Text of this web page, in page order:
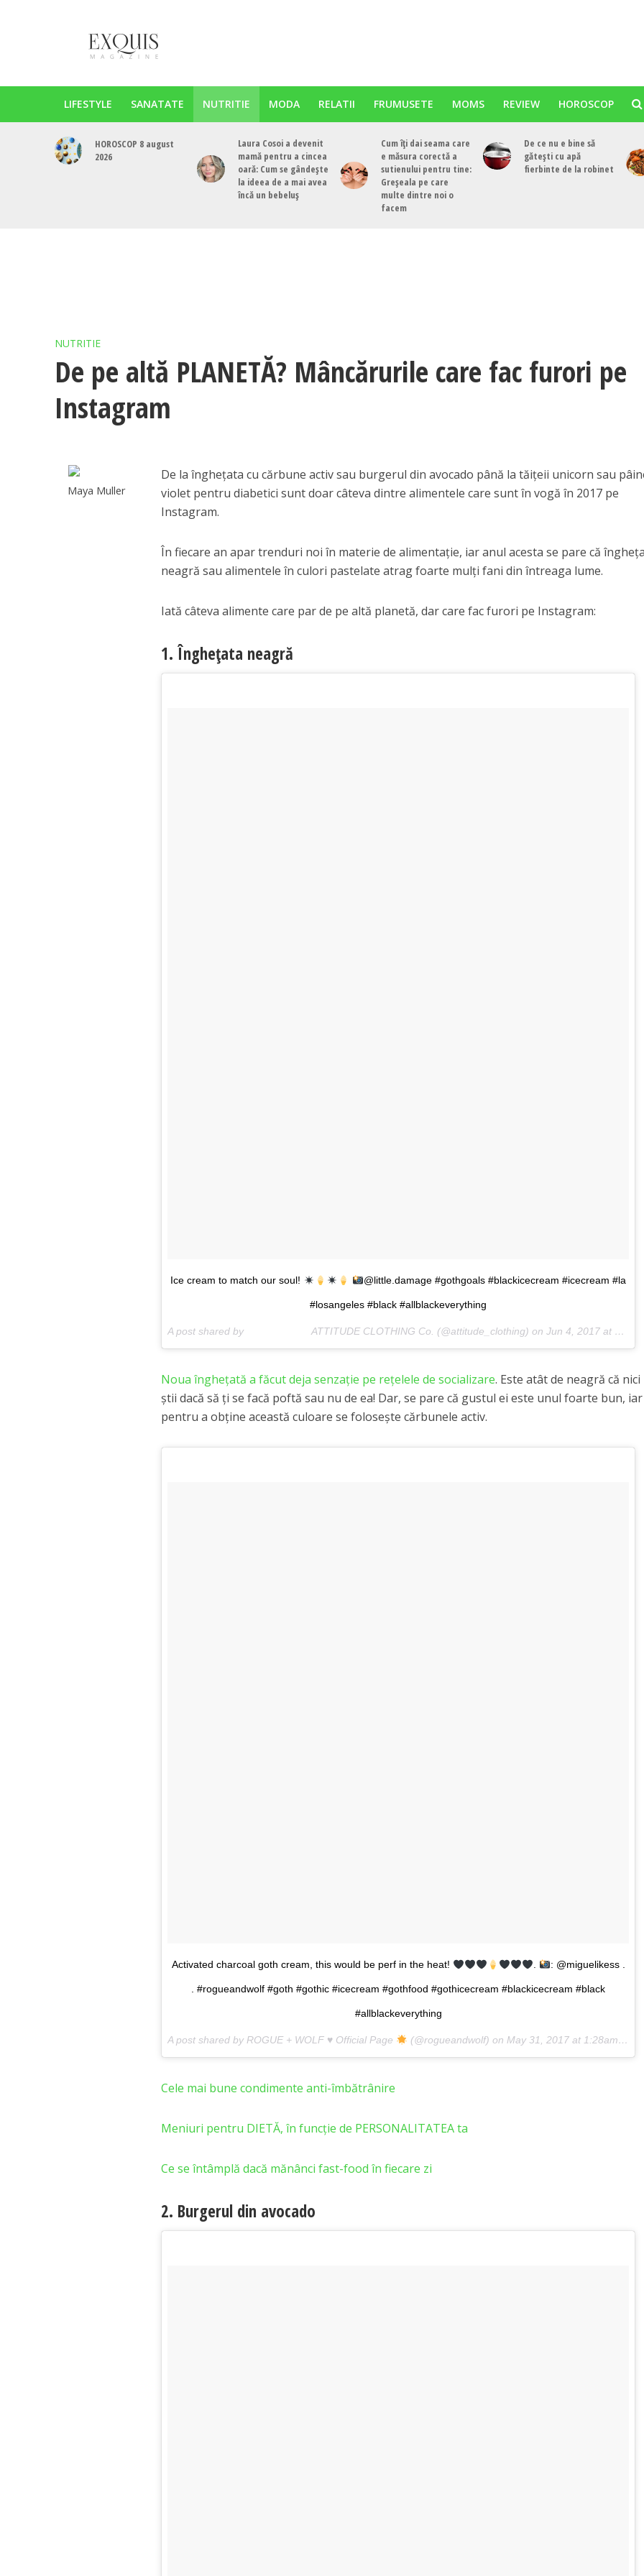
LIFESTYLE SANATATE NUTRITIE MODA RELATII FRUMUSETE MOMS REVIEW HOROSCOP
HOROSCOP 8 august
2026
Laura Cosoi a devenit
mamă pentru a cincea
oară: Cum se gândește
la ideea de a mai avea
încă un bebeluș
Cum îți dai seama care
e măsura corectă a
sutienului pentru tine:
Greșeala pe care
multe dintre noi o
facem
De ce nu e bine să
gătești cu apă
fierbinte de la robinet
NUTRITIE
De pe altă PLANETĂ? Mâncărurile care fac furori pe
Instagram
Maya Muller
De la îngheţata cu cărbune activ sau burgerul din avocado până la tăiţeii unicorn sau
violet pentru diabetici sunt doar câteva dintre alimentele care sunt în vogă în 2017 pe
Instagram.
În fiecare an apar trenduri noi în materie de alimentaţie, iar anul acesta se pare că
neagră sau alimentele în culori pastelate atrag foarte mulţi fani din întreaga lume.
Iată câteva alimente care par de pe altă planetă, dar care fac furori pe Instagram:
1. Îngheţata neagră
Ice cream to match our soul! @little.damage #gothgoals #blackicecream #icecream #la
#losangeles #black #allblackeverything
A post shared by ⠀⠀⠀⠀⠀⠀⠀⠀⠀ATTITUDE CLOTHING Co. (@attitude_clothing) onJun 4, 2017 at 2:03am PDT
Noua îngheţată a făcut deja senzaţie pe reţelele de socializare. Este atât de neagră că
ştii dacă să ţi se facă poftă sau nu de ea! Dar, se pare că gustul ei este unul foarte bun, iar
pentru a obţine această culoare se foloseşte cărbunele activ.
Activated charcoal goth cream, this would be perf in the heat! . : @miguelikess .
. #rogueandwolf #goth #gothic #icecream #gothfood #gothicecream #blackicecream #black
#allblackeverything
A post shared by ROGUE + WOLF ♥ Official Page (@rogueandwolf) onMay 31, 2017 at 1:28am PDT
Cele mai bune condimente anti-îmbătrânire
Meniuri pentru DIETĂ, în funcție de PERSONALITATEA ta
Ce se întâmplă dacă mănânci fast-food în fiecare zi
2. Burgerul din avocado